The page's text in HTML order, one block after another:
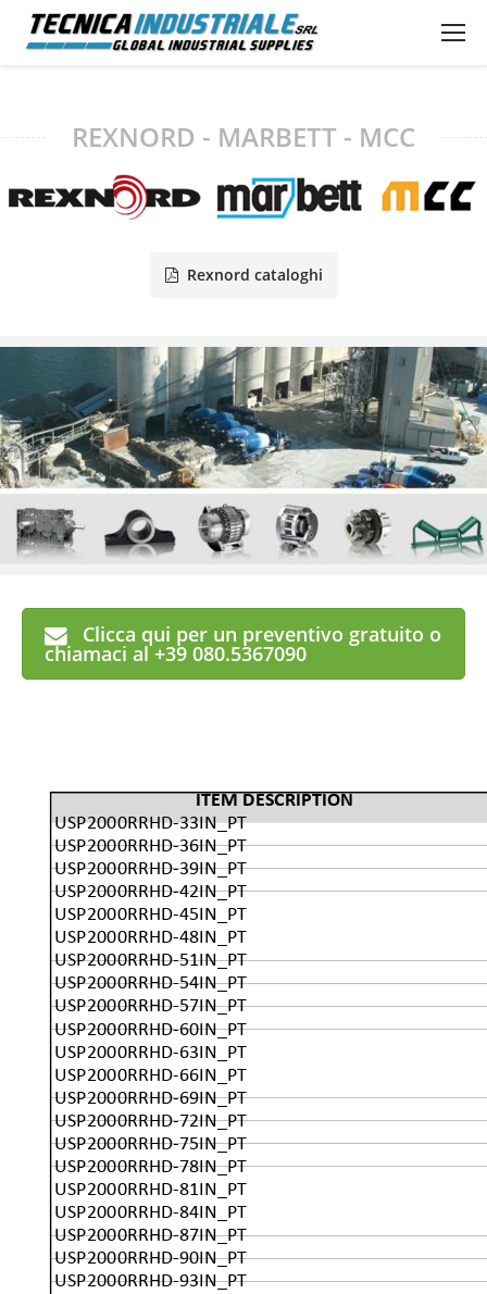
REXNORD - MARBETT - MCC
Rexnord cataloghi
Clicca qui per un preventivo gratuito o
chiamaci al +39 080.5367090
ITEM DESCRIPTION
USP2000RRHD-33IN_PT
USP2000RRHD-36IN_PT
USP2000RRHD-39IN_PT
USP2000RRHD-42IN_PT
USP2000RRHD-45IN_PT
USP2000RRHD-48IN_PT
USP2000RRHD-51IN_PT
USP2000RRHD-54IN_PT
USP2000RRHD-57IN_PT
USP2000RRHD-60IN_PT
USP2000RRHD-63IN_PT
USP2000RRHD-66IN_PT
USP2000RRHD-69IN_PT
USP2000RRHD-72IN_PT
USP2000RRHD-75IN_PT
USP2000RRHD-78IN_PT
USP2000RRHD-81IN_PT
USP2000RRHD-84IN_PT
USP2000RRHD-87IN_PT
USP2000RRHD-90IN_PT
USP2000RRHD-93IN_PT